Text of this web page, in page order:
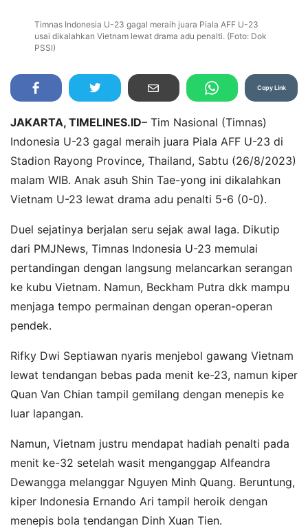
Perbesar
Timnas Indonesia U-23 gagal meraih juara Piala AFF U-23
usai dikalahkan Vietnam lewat drama adu penalti. (Foto: Dok
PSSI)
Copy Link
JAKARTA, TIMELINES.ID– Tim Nasional (Timnas)
Indonesia U-23 gagal meraih juara Piala AFF U-23 di
Stadion Rayong Province, Thailand, Sabtu (26/8/2023)
malam WIB. Anak asuh Shin Tae-yong ini dikalahkan
Vietnam U-23 lewat drama adu penalti 5-6 (0-0).
Duel sejatinya berjalan seru sejak awal laga. Dikutip
dari PMJNews, Timnas Indonesia U-23 memulai
pertandingan dengan langsung melancarkan serangan
ke kubu Vietnam. Namun, Beckham Putra dkk mampu
menjaga tempo permainan dengan operan-operan
pendek.
Rifky Dwi Septiawan nyaris menjebol gawang Vietnam
lewat tendangan bebas pada menit ke-23, namun kiper
Quan Van Chian tampil gemilang dengan menepis ke
luar lapangan.
Namun, Vietnam justru mendapat hadiah penalti pada
menit ke-32 setelah wasit menganggap Alfeandra
Dewangga melanggar Nguyen Minh Quang. Beruntung,
kiper Indonesia Ernando Ari tampil heroik dengan
menepis bola tendangan Dinh Xuan Tien.